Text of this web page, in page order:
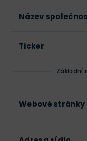
Název
Ticker
Základní
Webové stránky